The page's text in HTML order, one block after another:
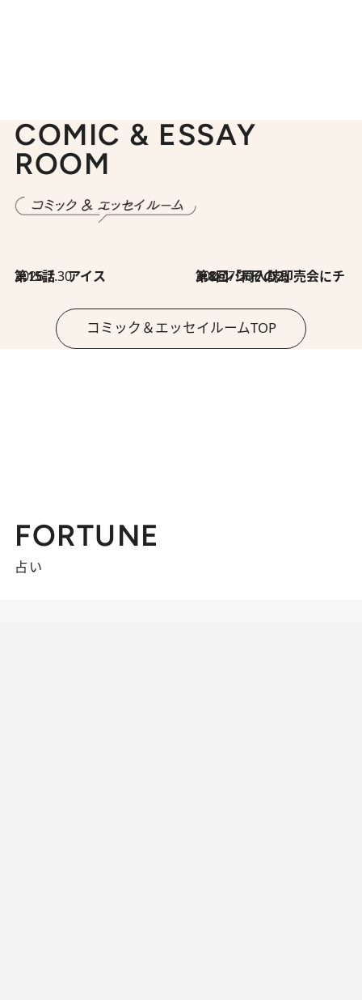
COMIC & ESSAY
ROOM
2026.7.30
第15話 アイス 2026.7.30
第8回「同人誌即売会にチャレンジ その2」
コミック＆エッセイルームTOP
FORTUNE
占い